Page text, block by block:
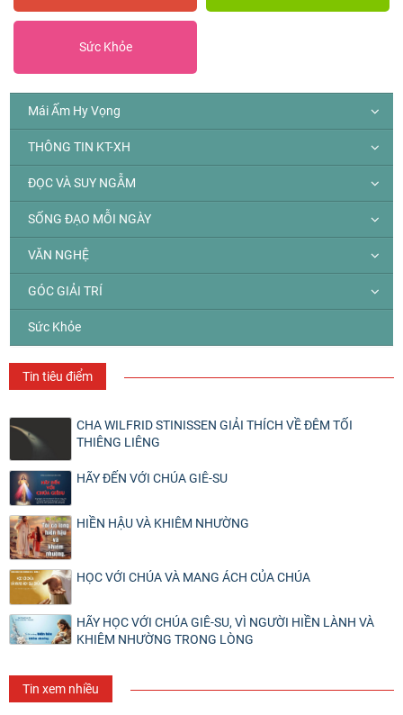
Sức Khỏe
Mái Ấm Hy Vọng
THÔNG TIN KT-XH
ĐỌC VÀ SUY NGẪM
SỐNG ĐẠO MỖI NGÀY
VĂN NGHỆ
GÓC GIẢI TRÍ
Sức Khỏe
Tin tiêu điểm
CHA WILFRID STINISSEN GIẢI THÍCH VỀ ĐÊM TỐI
THIÊNG LIÊNG
HÃY ĐẾN VỚI CHÚA GIÊ-SU
HIỀN HẬU VÀ KHIÊM NHƯỜNG
HỌC VỚI CHÚA VÀ MANG ÁCH CỦA CHÚA
HÃY HỌC VỚI CHÚA GIÊ-SU, VÌ NGƯỜI HIỀN LÀNH VÀ
KHIÊM NHƯỜNG TRONG LÒNG
Tin xem nhiều